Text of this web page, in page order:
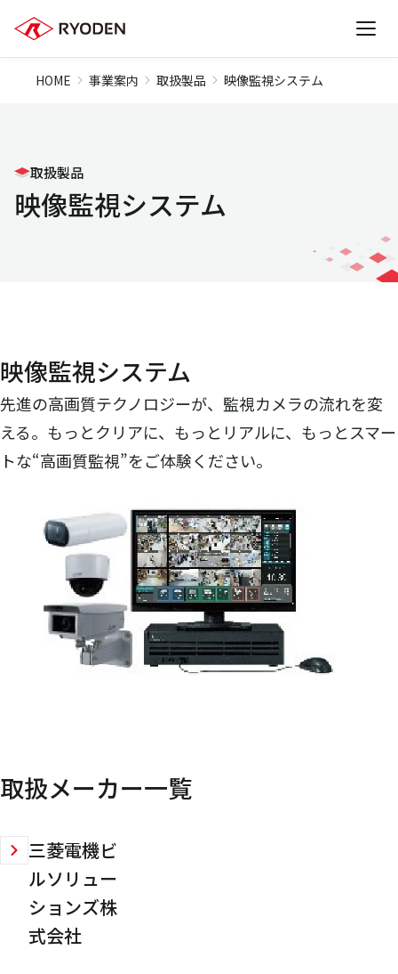
HOME 事業案内 取扱製品 映像監視システム
取扱製品
映像監視システム
映像監視システム
先進の高画質テクノロジーが、監視カメラの流れを変
える。もっとクリアに、もっとリアルに、もっとスマー
トな“高画質監視”をご体験ください。
取扱メーカー一覧
三菱電機ビ
ルソリュー
ションズ株
式会社